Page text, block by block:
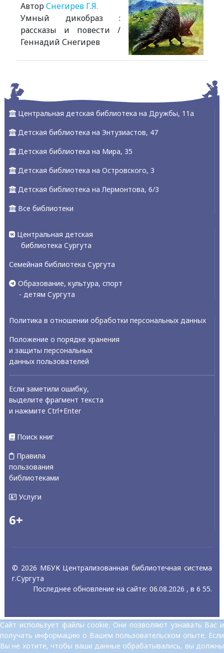
АвторСнегирев Г.Я.
Умный дикобраз :
рассказы и повести /
Геннадий Снегирев
Центральная детская библиотека на Дружбы, 11а
Детская библиотека на Энтузиастов, 47
Детская библиотека на Мира, 35
Детская библиотека на Островского, 3
Детская библиотека на Лермонтова, 6/3
Все библиотеки
Центральная детская
библиотека Сургута
Семейная библиотека Сургута
Образование, культура, спорт
- детям Сургута
Политика в отношении обработки персональных данных
Положение о порядке хранения
и защиты персональных
данных пользователей
Если заметили ошибку,
выделите фрагмент текста
и нажмите Ctrl+Enter
Поиск книг
Правила
пользования
библиотеками
Услуги
6+
© 2026 МБУК Централизованная библиотечная система
г.Сургута
Последнее обновление на сайте: 06.08.2026 , в 6 55.
Сайт использует файлы cookie. Они позволяют узнавать Вас и
получать информацию о Вашем пользовательском опыте. Если
Вы не хотите, чтобы ваши данные обрабатывались, вы должны